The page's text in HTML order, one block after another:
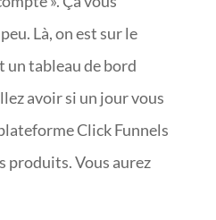
Là, on est sur le
un tableau de bord
avoir si un jour vous
Click Funnels
produits. Vous aurez